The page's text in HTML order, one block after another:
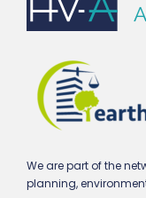
We are part of the
planning,